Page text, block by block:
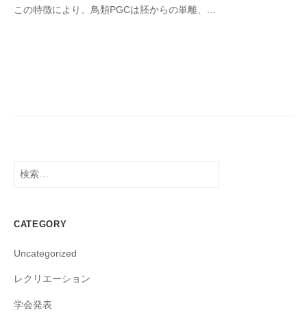
この特徴により、鳥類PGCは胚からの単離、...
検
索:
CATEGORY
Uncategorized
レクリエーション
学会発表